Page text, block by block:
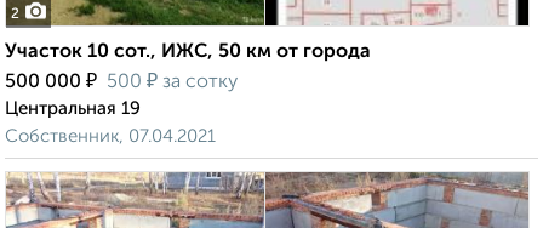
2
Участок 10 сот., ИЖС, 50 км от города
500 000 ₽ 500 ₽ за сотку
Центральная 19
Собственник, 07.04.2021